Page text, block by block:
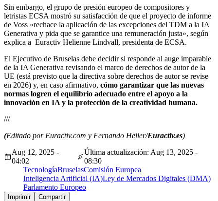
Sin embargo, el grupo de presión europeo de compositores y
letristas ECSA mostró su satisfacción de que el proyecto de informe
de Voss «rechace la aplicación de las excepciones del TDM a la IA
Generativa y pida que se garantice una remuneración justa», según
explica a Euractiv Helienne Lindvall, presidenta de ECSA.
El Ejecutivo de Bruselas debe decidir si responde al auge imparable
de la IA Generativa revisando el marco de derechos de autor de la
UE (está previsto que la directiva sobre derechos de autor se revise
en 2026) y, en caso afirmativo, cómo garantizar que las nuevas
normas logren el equilibrio adecuado entre el apoyo a la
innovación en IA y la protección de la creatividad humana.
///
(Editado por Euractiv.com y Fernando Heller/Euractiv.es)
Aug 12, 2025 -
04:02
Última actualización: Aug 13, 2025 -
08:30
TecnologíaBruselasComisión Europea
Inteligencia Artificial (IA)Ley de Mercados Digitales (DMA)
Parlamento Europeo
Imprimir Compartir